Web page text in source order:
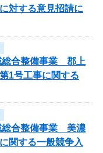
対する意見招請に
総合整備事業 郡上
1号工事に関する
総合整備事業 美濃
関する一般競争入